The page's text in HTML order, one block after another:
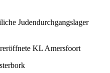
Judendurchgangslager
KL Amersfoort